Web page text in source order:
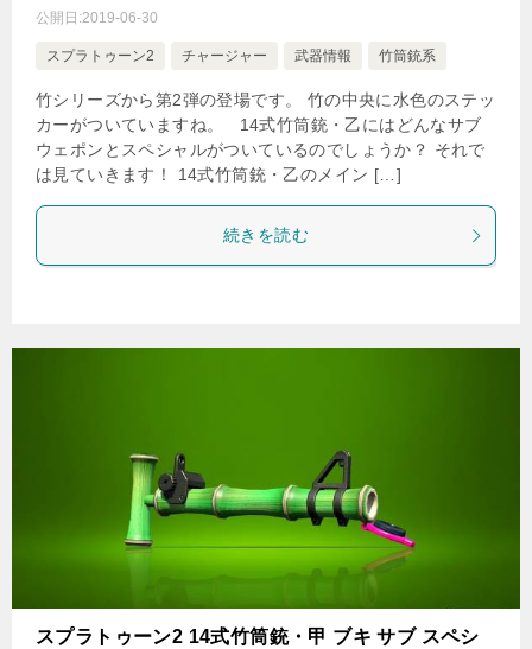
公開日:2019-06-30
スプラトゥーン2 チャージャー 武器情報 竹筒銃系
竹シリーズから第2弾の登場です。 竹の中央に水色のステッ
カーがついていますね。 14式竹筒銃・乙にはどんなサブ
ウェポンとスペシャルがついているのでしょうか？ それで
は見ていきます！ 14式竹筒銃・乙のメイン […]
続きを読む
スプラトゥーン2 14式竹筒銃・甲 ブキ サブ スペシ